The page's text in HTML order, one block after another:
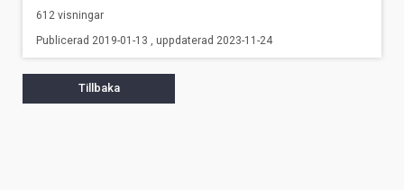
612 visningar
Publicerad 2019-01-13 , uppdaterad 2023-11-24
Tillbaka